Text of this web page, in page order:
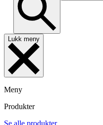
Lukk meny
Meny
Produkter